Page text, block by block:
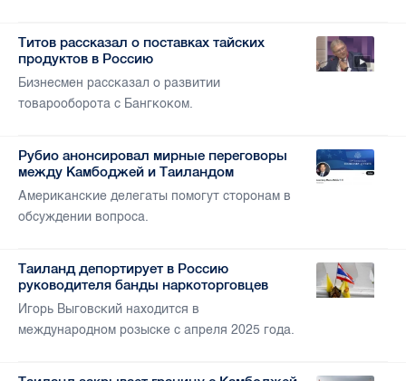
Титов рассказал о поставках тайских
продуктов в Россию
Бизнесмен рассказал о развитии
товарооборота с Бангкоком.
Рубио анонсировал мирные переговоры
между Камбоджей и Таиландом
Американские делегаты помогут сторонам в
обсуждении вопроса.
Таиланд депортирует в Россию
руководителя банды наркоторговцев
Игорь Выговский находится в
международном розыске с апреля 2025 года.